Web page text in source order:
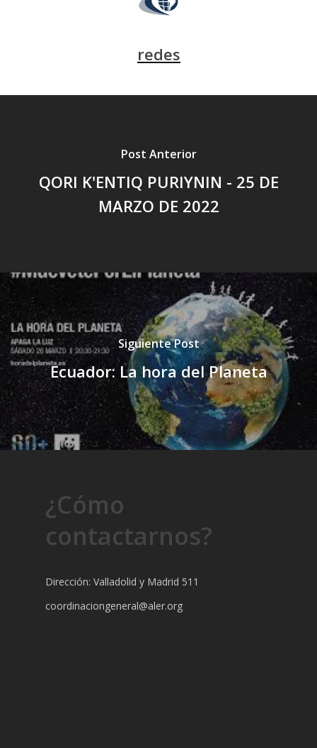
redes
Post Anterior
QORI K'ENTIQ PURIYNIN - 25 DE
MARZO DE 2022
Siguiente Post
Ecuador: La hora del Planeta
¿Cómo
contactarnos?
Dirección: Valladolid y Madrid 511
coordinaciongeneral@aler.org